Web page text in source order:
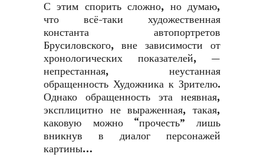
С этим спорить сложно, но думаю,
что всё-таки художественная
константа автопортретов
Брусиловского, вне зависимости от
хронологических показателей, —
непрестанная, неустанная
обращенность Художника к Зрителю.
Однако обращенность эта неявная,
эксплицитно не выраженная, такая,
каковую можно “прочесть” лишь
вникнув в диалог персонажей
картины…